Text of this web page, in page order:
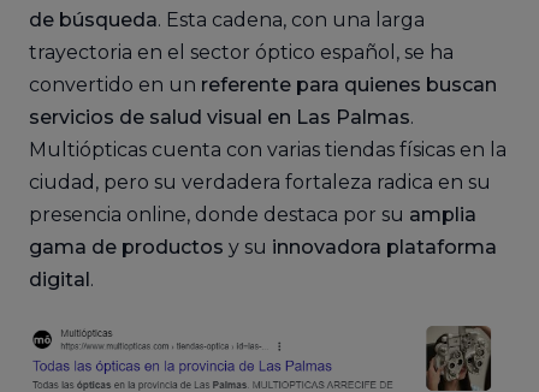
de búsqueda. Esta cadena, con una larga
trayectoria en el sector óptico español, se ha
convertido en un referente para quienes buscan
servicios de salud visual en Las Palmas.
Multiópticas cuenta con varias tiendas físicas en la
ciudad, pero su verdadera fortaleza radica en su
presencia online, donde destaca por su amplia
gama de productos y su innovadora plataforma
digital.